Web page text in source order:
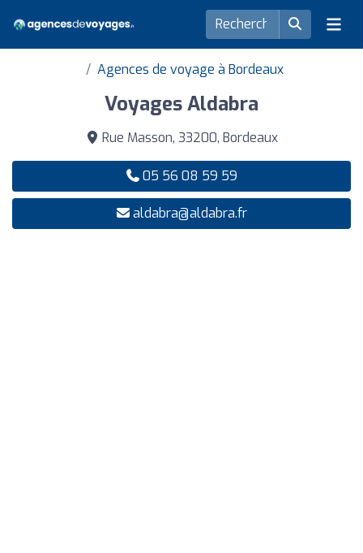
Agences de voyage à Bordeaux
Voyages Aldabra
Rue Masson, 33200, Bordeaux
05 56 08 59 59
aldabra@aldabra.fr